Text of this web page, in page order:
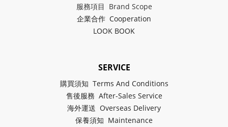
服務項目 Brand Scope
企業合作 Cooperation
LOOK BOOK
SERVICE
購買須知 Terms And Conditions
售後服務 After-Sales Service
海外運送 Overseas Delivery
保養須知 Maintenance